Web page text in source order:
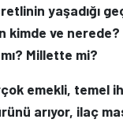
yaşadığı
kimde ve nerede?
Millette mi?
emekli, temel
arıyor, ilaç